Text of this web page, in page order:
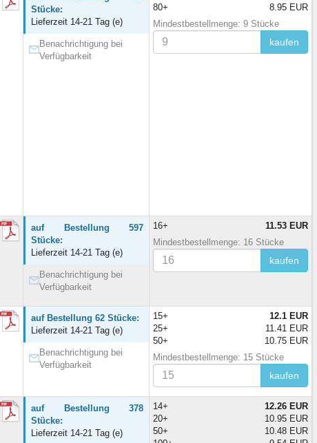
Stücke:
Lieferzeit 14-21 Tag (e)
Benachrichtigung bei
Verfügbarkeit
80+
8.95 EUR
Mindestbestellmenge: 9 Stücke
kaufen
auf Bestellung 597
Stücke:
Lieferzeit 14-21 Tag (e)
Benachrichtigung bei
Verfügbarkeit
16+
11.53 EUR
Mindestbestellmenge: 16 Stücke
kaufen
auf Bestellung 62 Stücke:
Lieferzeit 14-21 Tag (e)
Benachrichtigung bei
Verfügbarkeit
15+
12.1 EUR
25+
11.41 EUR
50+
10.75 EUR
Mindestbestellmenge: 15 Stücke
kaufen
auf Bestellung 378
Stücke:
Lieferzeit 14-21 Tag (e)
14+
12.26 EUR
20+
10.95 EUR
50+
10.48 EUR